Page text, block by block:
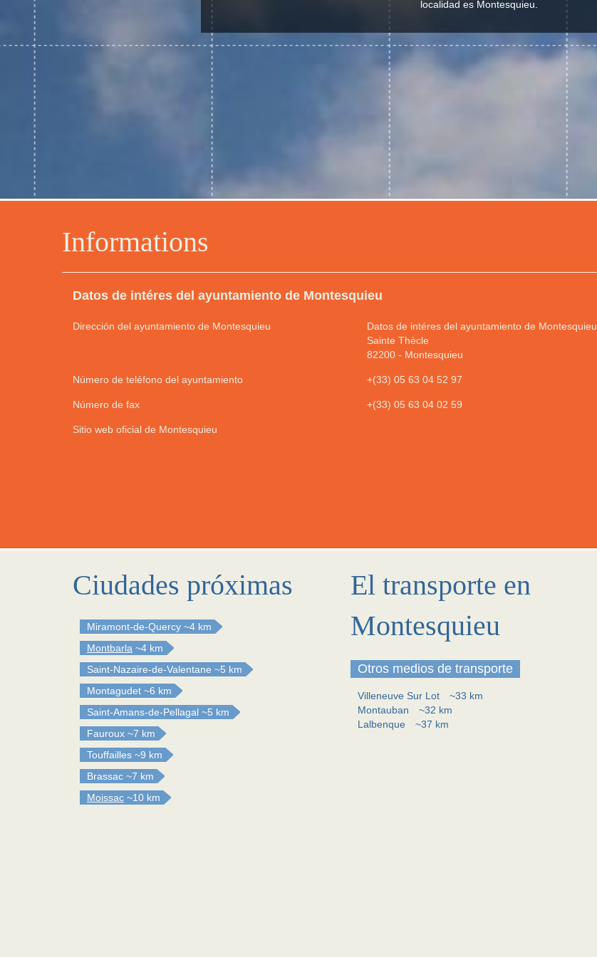
Informations
Datos de intéres del ayuntamiento de Montesquieu
Dirección del ayuntamiento de Montesquieu
Datos de intéres del ayuntamiento de Montesquieu
Sainte Thècle
82200- Montesquieu
Número de teléfono del ayuntamiento +(33) 05 63 04 52 97
Número de fax +(33) 05 63 04 02 59
Sitio web oficial de Montesquieu
localidad es Montesquieu.
Ciudades próximas
Miramont-de-Quercy ~4 km
Montbarla ~4 km
Saint-Nazaire-de-Valentane ~5 km
Montagudet ~6 km
Saint-Amans-de-Pellagal ~5 km
Fauroux ~7 km
Touffailles ~9 km
Brassac ~7 km
Moissac ~10 km
El transporte en
Montesquieu
Otros medios de transporte
Villeneuve Sur Lot
~33 km
Montauban
~32 km
Lalbenque
~37 km